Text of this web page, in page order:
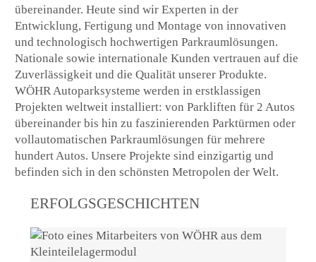
übereinander. Heute sind wir Experten in der
Entwicklung, Fertigung und Montage von innovativen
und technologisch hochwertigen Parkraumlösungen.
Nationale sowie internationale Kunden vertrauen auf die
Zuverlässigkeit und die Qualität unserer Produkte.
WÖHR Autoparksysteme werden in erstklassigen
Projekten weltweit installiert: von Parkliften für 2 Autos
übereinander bis hin zu faszinierenden Parktürmen oder
vollautomatischen Parkraumlösungen für mehrere
hundert Autos. Unsere Projekte sind einzigartig und
befinden sich in den schönsten Metropolen der Welt.
ERFOLGSGESCHICHTEN